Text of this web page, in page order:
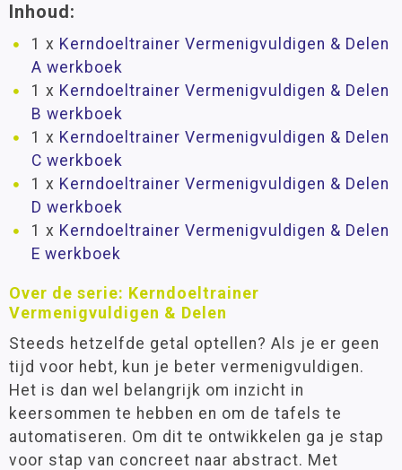
Inhoud:
1 x Kerndoeltrainer Vermenigvuldigen & Delen
A werkboek
1 x Kerndoeltrainer Vermenigvuldigen & Delen
B werkboek
1 x Kerndoeltrainer Vermenigvuldigen & Delen
C werkboek
1 x Kerndoeltrainer Vermenigvuldigen & Delen
D werkboek
1 x Kerndoeltrainer Vermenigvuldigen & Delen
E werkboek
Over de serie: Kerndoeltrainer
Vermenigvuldigen & Delen
Steeds hetzelfde getal optellen? Als je er geen
tijd voor hebt, kun je beter vermenigvuldigen.
Het is dan wel belangrijk om inzicht in
keersommen te hebben en om de tafels te
automatiseren. Om dit te ontwikkelen ga je stap
voor stap van concreet naar abstract. Met